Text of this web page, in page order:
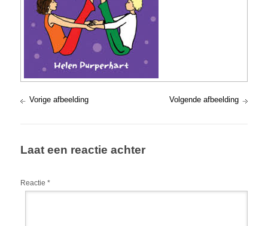
Vorige afbeelding Volgende afbeelding
Laat een reactie achter
Reactie *